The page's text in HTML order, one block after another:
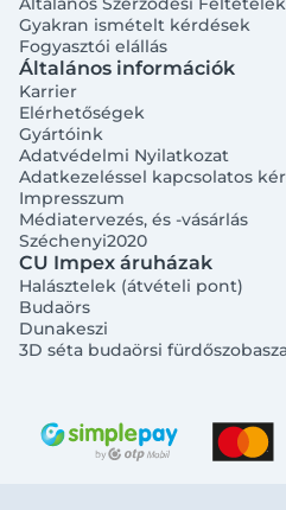
Gyakran ismételt kérdések
Fogyasztói elállás
Általános információk
Karrier
Elérhetőségek
Gyártóink
Adatvédelmi Nyilatkozat
Adatkezeléssel kapcsolatos
Impresszum
Médiatervezés, és -vásárlás
Széchenyi2020
CU Impex áruházak
Halásztelek (átvételi pont)
Budaörs
Dunakeszi
3D séta budaörsi